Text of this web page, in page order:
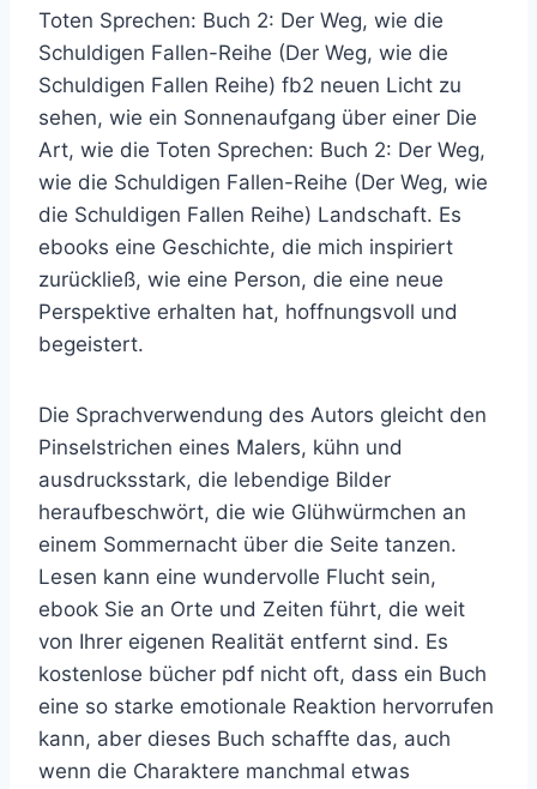
Toten Sprechen: Buch 2: Der Weg, wie die
Schuldigen Fallen-Reihe (Der Weg, wie die
Schuldigen Fallen Reihe) fb2 neuen Licht zu
sehen, wie ein Sonnenaufgang über einer Die
Art, wie die Toten Sprechen: Buch 2: Der Weg,
wie die Schuldigen Fallen-Reihe (Der Weg, wie
die Schuldigen Fallen Reihe) Landschaft. Es
ebooks eine Geschichte, die mich inspiriert
zurückließ, wie eine Person, die eine neue
Perspektive erhalten hat, hoffnungsvoll und
begeistert.
Die Sprachverwendung des Autors gleicht den
Pinselstrichen eines Malers, kühn und
ausdrucksstark, die lebendige Bilder
heraufbeschwört, die wie Glühwürmchen an
einem Sommernacht über die Seite tanzen.
Lesen kann eine wundervolle Flucht sein,
ebook Sie an Orte und Zeiten führt, die weit
von Ihrer eigenen Realität entfernt sind. Es
kostenlose bücher pdf nicht oft, dass ein Buch
eine so starke emotionale Reaktion hervorrufen
kann, aber dieses Buch schaffte das, auch
wenn die Charaktere manchmal etwas